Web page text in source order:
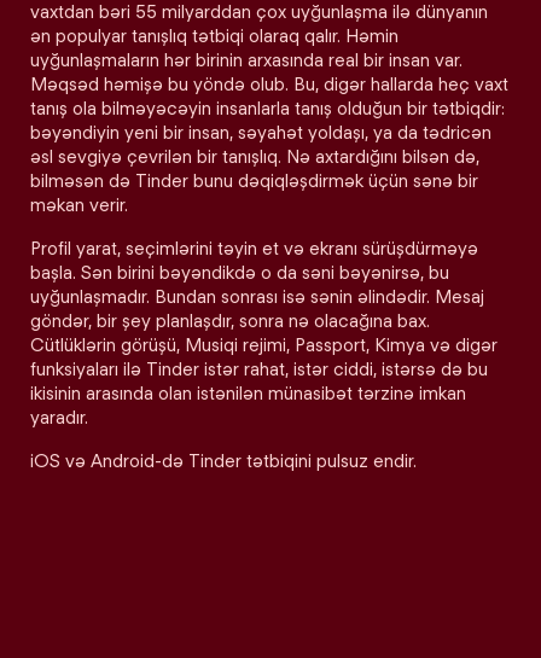
vaxtdan bəri 55 milyarddan çox uyğunlaşma ilə dünyanın
ən populyar tanışlıq tətbiqi olaraq qalır. Həmin
uyğunlaşmaların hər birinin arxasında real bir insan var.
Məqsəd həmişə bu yöndə olub. Bu, digər hallarda heç vaxt
tanış ola bilməyəcəyin insanlarla tanış olduğun bir tətbiqdir:
bəyəndiyin yeni bir insan, səyahət yoldaşı, ya da tədricən
əsl sevgiyə çevrilən bir tanışlıq. Nə axtardığını bilsən də,
bilməsən də Tinder bunu dəqiqləşdirmək üçün sənə bir
məkan verir.
Profil yarat, seçimlərini təyin et və ekranı sürüşdürməyə
başla. Sən birini bəyəndikdə o da səni bəyənirsə, bu
uyğunlaşmadır. Bundan sonrası isə sənin əlindədir. Mesaj
göndər, bir şey planlaşdır, sonra nə olacağına bax.
Cütlüklərin görüşü, Musiqi rejimi, Passport, Kimya və digər
funksiyaları ilə Tinder istər rahat, istər ciddi, istərsə də bu
ikisinin arasında olan istənilən münasibət tərzinə imkan
yaradır.
iOS və Android-də Tinder tətbiqini pulsuz endir.